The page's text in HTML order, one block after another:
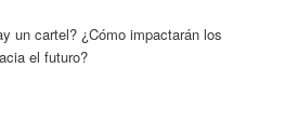
un cartel? ¿Cómo impactarán los
el futuro?